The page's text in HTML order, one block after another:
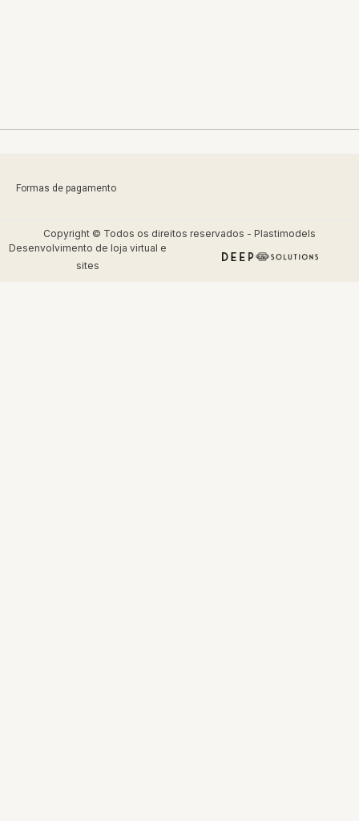
Formas de pagamento
Copyright © Todos os direitos reservados - Plastimodels
Desenvolvimento de loja virtual e
sites